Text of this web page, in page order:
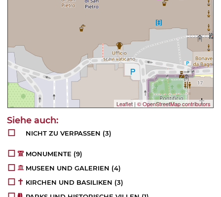
Leaflet | © OpenStreetMap contributors
NICHT ZU VERPASSEN (3)
MONUMENTE (9)
MUSEEN UND GALERIEN (4)
KIRCHEN UND BASILIKEN (3)